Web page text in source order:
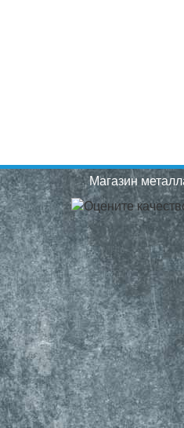
Магазин